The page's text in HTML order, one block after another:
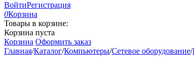
ВойтиРегистрация
0Корзина
Товары в корзине:
Корзина пуста
Корзина Оформить заказ
Главная/Каталог/Компьютеры/Сетевое оборудование/